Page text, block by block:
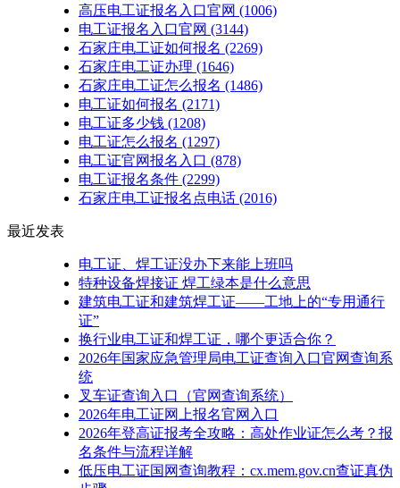
高压电工证报名入口官网 (1006)
电工证报名入口官网 (3144)
石家庄电工证如何报名 (2269)
石家庄电工证办理 (1646)
石家庄电工证怎么报名 (1486)
电工证如何报名 (2171)
电工证多少钱 (1208)
电工证怎么报名 (1297)
电工证官网报名入口 (878)
电工证报名条件 (2299)
石家庄电工证报名点电话 (2016)
最近发表
电工证、焊工证没办下来能上班吗
特种设备焊接证 焊工绿本是什么意思
建筑电工证和建筑焊工证——工地上的“专用通行
证”
换行业电工证和焊工证，哪个更适合你？
2026年国家应急管理局电工证查询入口官网查询系
统
叉车证查询入口（官网查询系统）
2026年电工证网上报名官网入口
2026年登高证报考全攻略：高处作业证怎么考？报
名条件与流程详解
低压电工证国网查询教程：cx.mem.gov.cn查证真伪